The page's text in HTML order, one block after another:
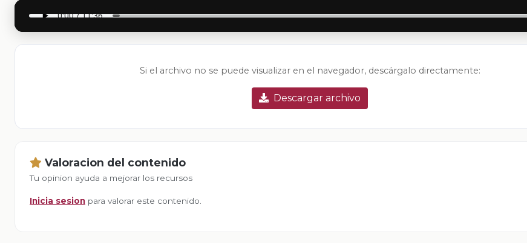
Si el archivo no se puede visualizar en el navegador, descárgalo directamente:
Descargar archivo
Valoracion del contenido
Tu opinion ayuda a mejorar los recursos
Inicia sesion para valorar este contenido.